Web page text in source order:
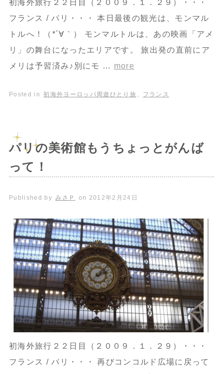
初海外旅行２２日目（２００９．１．２９）・・・
フランス / パリ・・・ 本日最後の観光は、モンマル
トルへ！（*´∀｀） モンマルトルは、あの映画「アメ
リ」の舞台になったエリアです。 旅出発の直前にア
メリは予習済み♪別にモ … more
Posted in 初海外ヨーロッパ周遊ひとり旅 , フランス
パリの美術館もうちょっとがんば
って！
Published by みさＰ on 2012年2月24日
初海外旅行２２日目（２００９．１．２９）・・・
フランス / パリ・・・ 再びコンコルド広場に戻って